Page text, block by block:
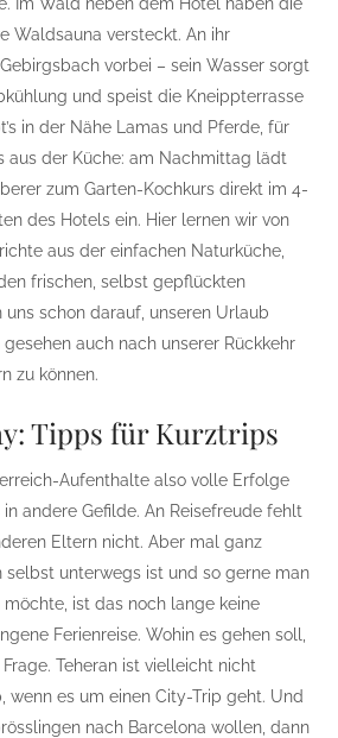
Waldsauna versteckt. An ihr
vorbei – sein Wasser sorgt
und speist die Kneippterrasse
in der Nähe Lamas und Pferde, für
aus der Küche: am Nachmittag lädt
zum Garten-Kochkurs direkt im 4-
des Hotels ein. Hier lernen wir von
aus der einfachen Naturküche,
frischen, selbst gepflückten
uns schon darauf, unseren Urlaub
auch nach unserer Rückkehr
zu können.
Tipps für Kurztrips
Aufenthalte also volle Erfolge
andere Gefilde. An Reisefreude fehlt
Eltern nicht. Aber mal ganz
selbst unterwegs ist und so gerne man
ist das noch lange keine
Ferienreise. Wohin es gehen soll,
Teheran ist vielleicht nicht
wenn es um einen City-Trip geht. Und
nach Barcelona wollen, dann